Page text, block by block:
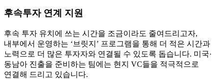
후속투자 연계 지원
후속 투자 유치에 쓰는 시간을 조금이라도 줄여드리고자,
내부에서 운영하는 ‘브릿지’ 프로그램을 통해 더 적은 시간과
노력으로 더 많은 투자자와 연결될 수 있도록 돕습니다. 미국·
동남아 진출을 준비하는 팀에는 현지 VC들을 적극적으로
연결해 드리고 있습니다.